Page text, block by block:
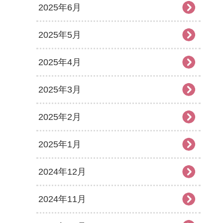
2025年6月
2025年5月
2025年4月
2025年3月
2025年2月
2025年1月
2024年12月
2024年11月